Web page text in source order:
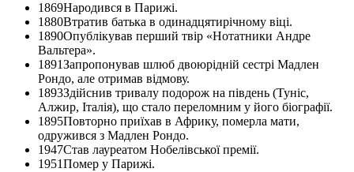
1869Народився в Парижі.
1880Втратив батька в одинадцятирічному віці.
1890Опублікував перший твір «Нотатники Андре
Вальтеpa».
1891Запропонував шлюб двоюрідній сестрі Мадлен
Рондо, але отримав відмову.
1893Здійснив тривалу подорож на південь (Туніс,
Алжир, Італія), що стало переломним у його біографії.
1895Повторно приїхав в Африку, померла мати,
одружився з Мадлен Рондо.
1947Став лауреатом Нобелівської премії.
1951Помер у Парижі.